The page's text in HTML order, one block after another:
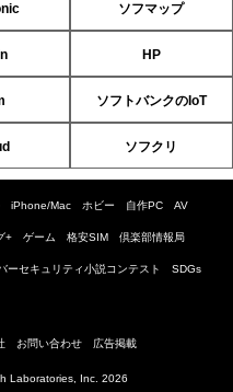
ソフマップ
HP
ソフトバンクのIoT
ソフクリ
iPhone/Mac ホビー 自作PC AV
+ ゲーム 格安SIM 倶楽部情報局
ーセキュリティ小説コンテスト SDGs
お問い合わせ 広告掲載
Laboratories, Inc. 2026